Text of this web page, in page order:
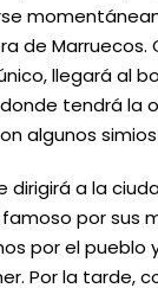
de Marruecos.
llegará al
tendrá la
algunos
dirigirá a la
por sus
por el pueblo
Por la tarde,